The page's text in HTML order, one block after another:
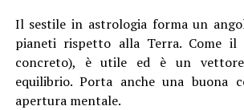
Il sestile in astrologia forma un
pianeti rispetto alla Terra. Come
concreto), è utile ed è un
equilibrio. Porta anche una buona
apertura mentale.